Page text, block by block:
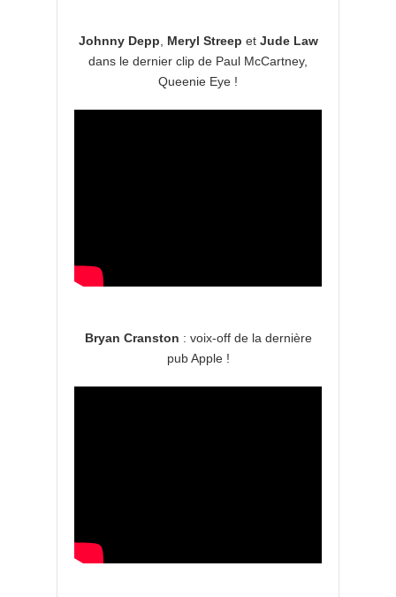
Johnny Depp, Meryl Streep et Jude Law
dans le dernier clip de Paul McCartney,
Queenie Eye !
Bryan Cranston : voix-off de la dernière
pub Apple !